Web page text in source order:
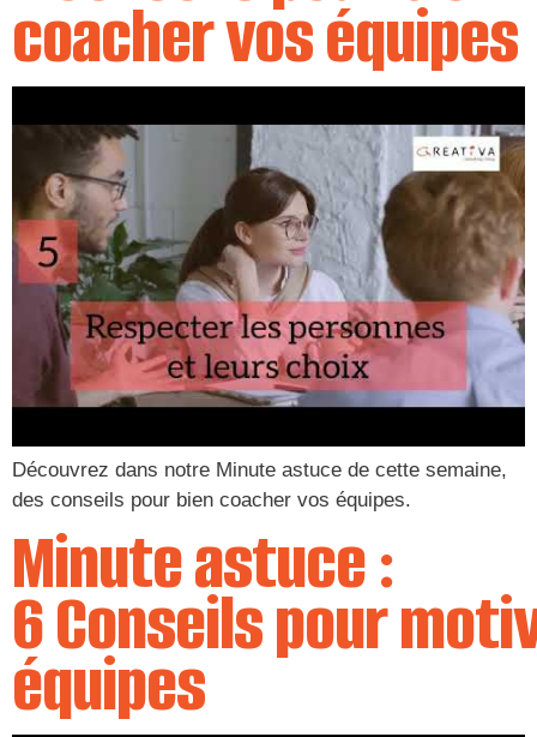
coacher vos équipes
Découvrez dans notre Minute astuce de cette semaine,
des conseils pour bien coacher vos équipes.
Minute astuce :
6 Conseils pour
équipes